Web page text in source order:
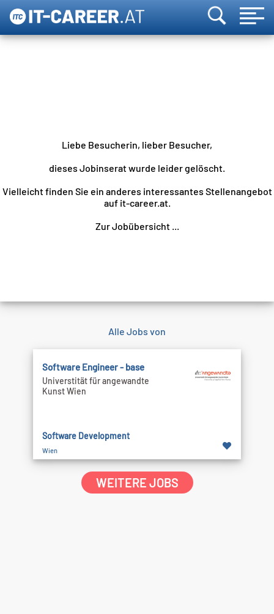
Liebe Besucherin, lieber Besucher,
dieses Jobinserat wurde leider gelöscht.
Vielleicht finden Sie ein anderes interessantes Stellenangebot
auf it-career.at.
Zur Jobübersicht ...
Alle Jobs von
Software Engineer - base
Universtität für angewandte
Kunst Wien
Software Development
Wien
WEITERE JOBS